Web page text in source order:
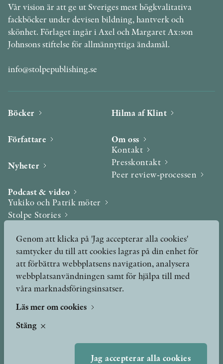
Vår vision är att ge ut Sveriges mest högkvalitativa
fackböcker under devisen bildning, hantverk och
skönhet. Förlaget ingår i Axel och Margaret Ax:son
Johnsons stiftelse för allmännyttiga ändamål.
info@stolpepublishing.se
Böcker
Författare
Nyheter
Podcast & video
Yukiko och Patrik möter
Stolpe Stories
Utmärkelser & Format
Utmärkelser
Övriga format
Hilma af Klint
Om oss
Kontakt
Presskontakt
Peer review-processen
Genom att klicka på 'Jag accepterar alla cookies'
samtycker du till att cookies lagras på din enhet för
att förbättra webbplatsens navigation, analysera
webbplatsanvändningen samt för hjälpa till med
våra marknadsföringsinsatser.
Läs mer om cookies
Stäng
Jag accepterar alla cookies